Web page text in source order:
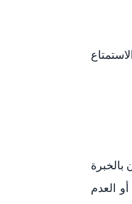
العدم